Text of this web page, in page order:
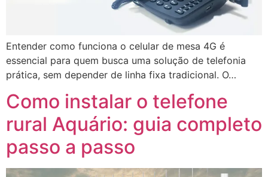
Entender como funciona o celular de mesa 4G é
essencial para quem busca uma solução de telefonia
prática, sem depender de linha fixa tradicional. O…
Como instalar o telefone
rural Aquário: guia completo
passo a passo